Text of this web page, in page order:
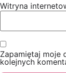
Witryna
Zapamiętaj moje
kolejnych